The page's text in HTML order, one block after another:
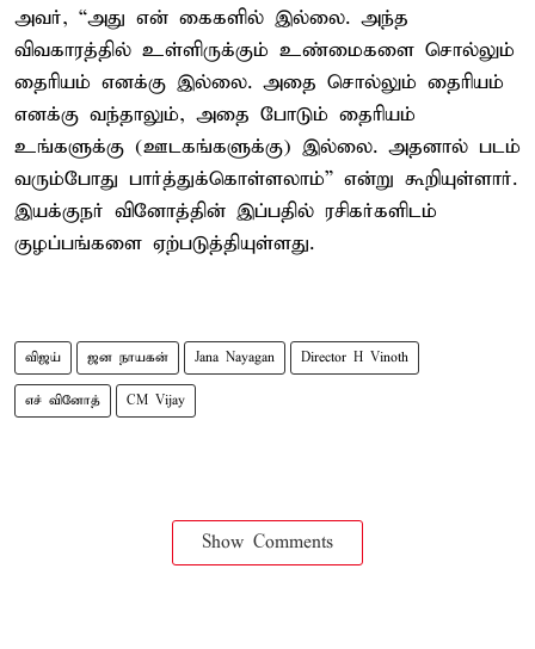
அவர், “அது என் கைகளில் இல்லை. அந்த
விவகாரத்தில் உள்ளிருக்கும் உண்மைகளை சொல்லும்
தைரியம் எனக்கு இல்லை. அதை சொல்லும் தைரியம்
எனக்கு வந்தாலும், அதை போடும் தைரியம்
உங்களுக்கு (ஊடகங்களுக்கு) இல்லை. அதனால் படம்
வரும்போது பார்த்துக்கொள்ளலாம்” என்று கூறியுள்ளார்.
இயக்குநர் வினோத்தின் இப்பதில் ரசிகர்களிடம்
குழப்பங்களை ஏற்படுத்தியுள்ளது.
விஜய் ஜன நாயகன் Jana Nayagan Director H Vinoth
எச் வினோத் CM Vijay
Show Comments